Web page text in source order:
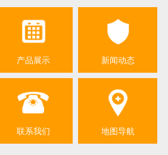
产品展示 新闻动态
联系我们 地图导航